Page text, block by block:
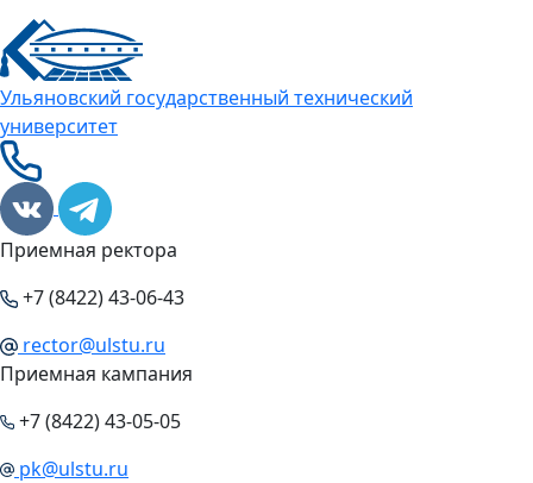
Ульяновский государственный технический
университет
Приемная ректора
+7 (8422) 43-06-43
rector@ulstu.ru
Приемная кампания
+7 (8422) 43-05-05
pk@ulstu.ru